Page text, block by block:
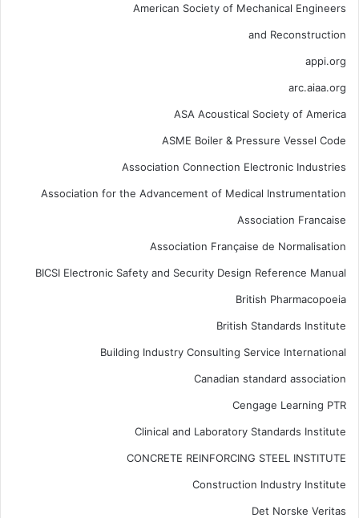
American Society of Mechanical Engineers
and Reconstruction
appi.org
arc.aiaa.org
ASA Acoustical Society of America
ASME Boiler & Pressure Vessel Code
Association Connection Electronic Industries
Association for the Advancement of Medical Instrumentation
Association Francaise
Association Française de Normalisation
BICSI Electronic Safety and Security Design Reference Manual
British Pharmacopoeia
British Standards Institute
Building Industry Consulting Service International
Canadian standard association
Cengage Learning PTR
Clinical and Laboratory Standards Institute
CONCRETE REINFORCING STEEL INSTITUTE
Construction Industry Institute
Det Norske Veritas